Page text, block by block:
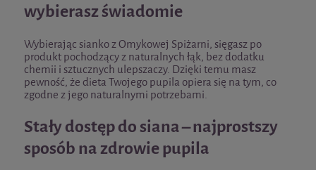
wybierasz świadomie
Wybierając sianko z Omykowej Spiżarni, sięgasz po
produkt pochodzący z naturalnych łąk, bez dodatku
chemii i sztucznych ulepszaczy. Dzięki temu masz
pewność, że dieta Twojego pupila opiera się na tym, co
zgodne z jego naturalnymi potrzebami.
Stały dostęp do siana – najprostszy
sposób na zdrowie pupila